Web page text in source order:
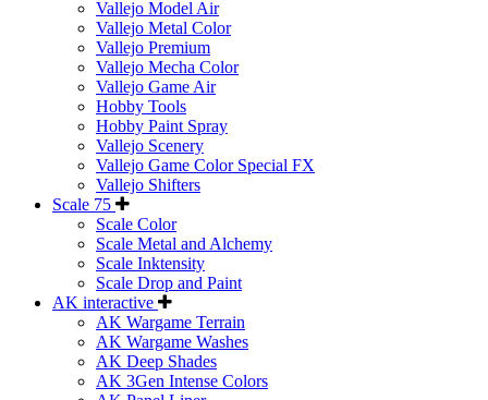
Vallejo Model Air
Vallejo Metal Color
Vallejo Premium
Vallejo Mecha Color
Vallejo Game Air
Hobby Tools
Hobby Paint Spray
Vallejo Scenery
Vallejo Game Color Special FX
Vallejo Shifters
Scale 75
Scale Color
Scale Metal and Alchemy
Scale Inktensity
Scale Drop and Paint
AK interactive
AK Wargame Terrain
AK Wargame Washes
AK Deep Shades
AK 3Gen Intense Colors